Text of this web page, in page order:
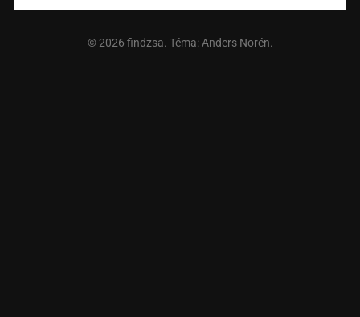
© 2026 findzsa. Téma:Anders Norén.